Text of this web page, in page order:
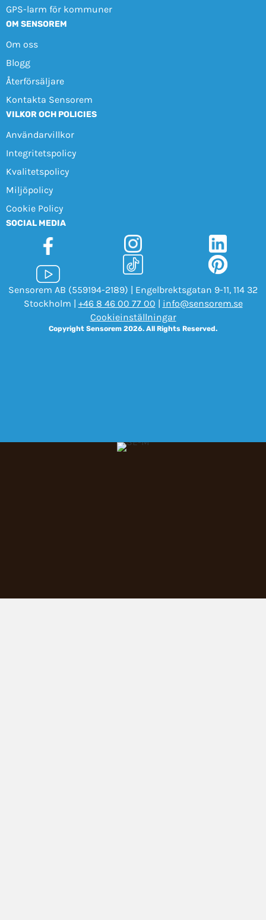
GPS-larm för kommuner
OM SENSOREM
Om oss
Blogg
Återförsäljare
Kontakta Sensorem
VILKOR OCH POLICIES
Användarvillkor
Integritetspolicy
Kvalitetspolicy
Miljöpolicy
Cookie Policy
SOCIAL MEDIA
Sensorem AB (559194-2189) | Engelbrektsgatan 9-11, 114 32
Stockholm | +46 8 46 00 77 00 | info@sensorem.se
Cookieinställningar
Copyright Sensorem 2026. All Rights Reserved.